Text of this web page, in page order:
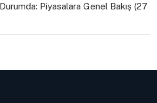
Piyasalara Genel Bakış (27